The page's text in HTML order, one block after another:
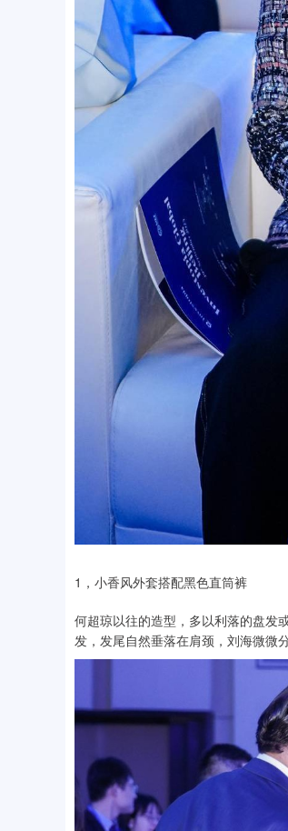
1，小香风外套搭配黑色直筒裤
何超琼以往的造型，多以利落的盘发
发，发尾自然垂落在肩颈，刘海微微